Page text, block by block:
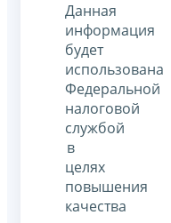
Данная
информация
будет
использована
Федеральной
налоговой
службой
в
целях
повышения
качества